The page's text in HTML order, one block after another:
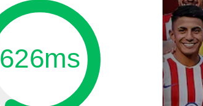
626ms